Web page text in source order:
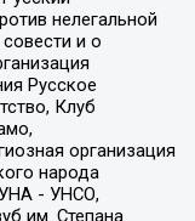
нелегальной
и о
Русское
Клуб
организация
народа
- УНСО,
им. Степана